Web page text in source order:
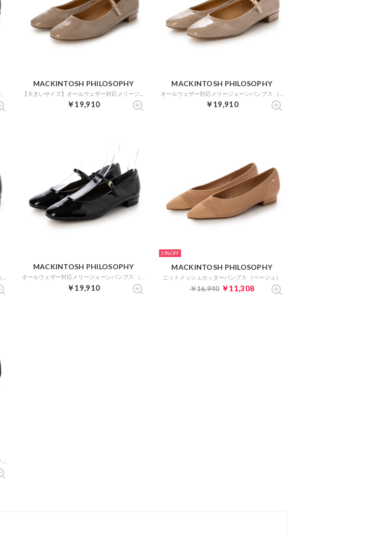
MACKINTOSH PHILOSOPHY
￥19,910
MACKINTOSH PHILOSOPHY
￥19,910
MACKINTOSH PHILOSOPHY
￥19,910
33%
MACKINTOSH PHILOSOPHY
ニットメッシュカッターパンプス （ベージュ）
￥16,940 ￥11,308